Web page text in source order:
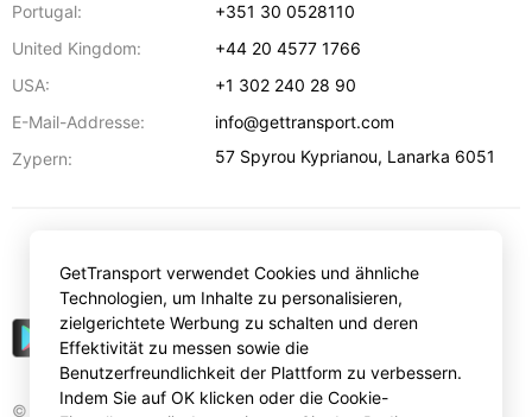
Portugal:
+351 30 0528110
United Kingdom:
+44 20 4577 1766
USA:
+1 302 240 28 90
E-Mail-Addresse:
info@gettransport.com
Zypern:
57 Spyrou Kyprianou, Lanarka 6051
© Gettransport International Limited. GetTransport®
EURGetTransport verwendet Cookies und ähnliche
Technologien, um Inhalte zu personalisieren,
zielgerichtete Werbung zu schalten und deren
Effektivität zu messen sowie die
Benutzerfreundlichkeit der Plattform zu verbessern.
Indem Sie auf OK klicken oder die Cookie-